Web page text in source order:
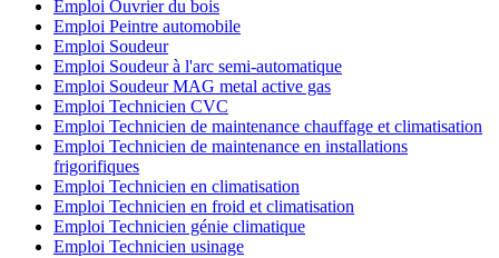
Emploi Ouvrier du bois
Emploi Peintre automobile
Emploi Soudeur
Emploi Soudeur à l'arc semi-automatique
Emploi Soudeur MAG metal active gas
Emploi Technicien CVC
Emploi Technicien de maintenance chauffage et climatisation
Emploi Technicien de maintenance en installations
frigorifiques
Emploi Technicien en climatisation
Emploi Technicien en froid et climatisation
Emploi Technicien génie climatique
Emploi Technicien usinage